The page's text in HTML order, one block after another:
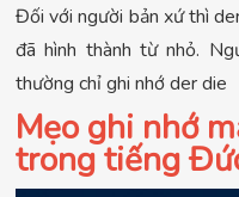
Đối với người bản xứ thì
đã hình thành từ nhỏ.
thường chỉ ghi nhớ der die
Mẹo ghi nhớ
trong tiếng